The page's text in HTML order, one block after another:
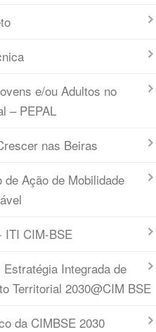
e/ou Adultos no
– PEPAL
nas Beiras
de Ação de Mobilidade
ITI CIM-BSE
Integrada de
Territorial 2030@CIM BSE
da CIMBSE 2030